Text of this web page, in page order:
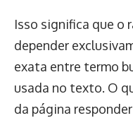
Isso significa que o
depender
exata entre termo
usada no texto. O
da página